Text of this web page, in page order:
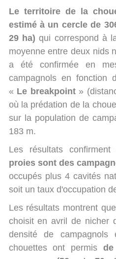
Le territoire de la
estimé à un cercle de
29 ha) qui correspond à
moyenne entre deux nids
a été confirmée en
campagnols en fonction
« Le breakpoint »
où la prédation de la
sur la population de
183 m.
Les résultats
proies sont des
occupés plus 4 cavités
soit un taux d'occupation
Les résultats montrent
choisit en avril de nicher
densité de
chouettes ont permis